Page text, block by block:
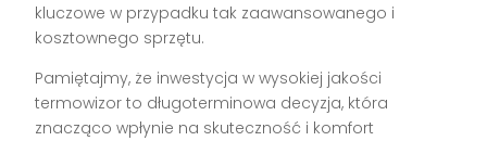
kluczowe w przypadku tak zaawansowanego i
kosztownego sprzętu.
Pamiętajmy, że inwestycja w wysokiej jakości
termowizor to długoterminowa decyzja, która
znacząco wpłynie na skuteczność i komfort